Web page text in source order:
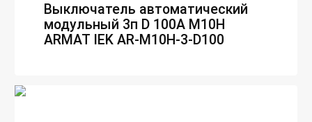
Выключатель автоматический
модульный 3п D 100А M10H
ARMAT IEK AR-M10H-3-D100